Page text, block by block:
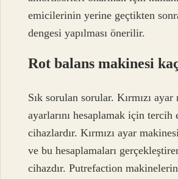
emicilerinin yerine geçtikten
dengesi yapılması önerilir.
Rot balans makinesi
Sık sorulan sorular. Kırmızı
ayarlarını hesaplamak için tercih
cihazlardır. Kırmızı ayar
ve bu hesaplamaları
cihazdır. Putrefaction